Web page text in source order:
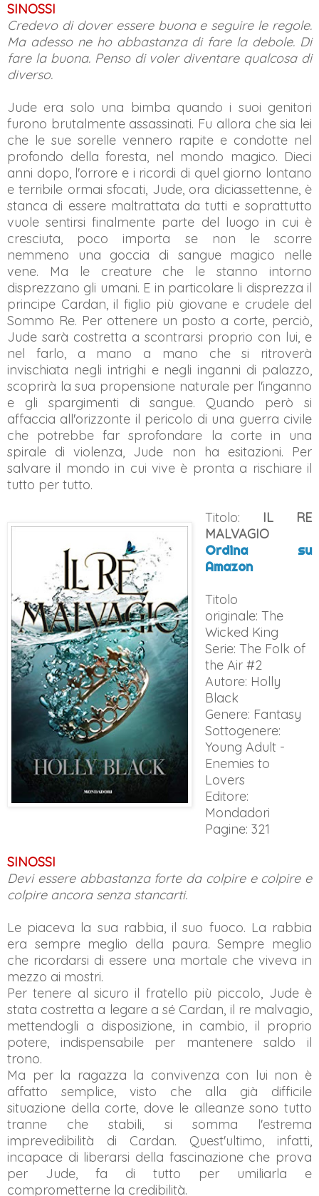
SINOSSI
Credevo di dover essere buona e seguire le regole.
Ma adesso ne ho abbastanza di fare la debole. Di
fare la buona. Penso di voler diventare qualcosa di
diverso.
Jude era solo una bimba quando i suoi genitori
furono brutalmente assassinati. Fu allora che sia lei
che le sue sorelle vennero rapite e condotte nel
profondo della foresta, nel mondo magico. Dieci
anni dopo, l'orrore e i ricordi di quel giorno lontano
e terribile ormai sfocati, Jude, ora diciassettenne, è
stanca di essere maltrattata da tutti e soprattutto
vuole sentirsi finalmente parte del luogo in cui è
cresciuta, poco importa se non le scorre
nemmeno una goccia di sangue magico nelle
vene. Ma le creature che le stanno intorno
disprezzano gli umani. E in particolare li disprezza il
principe Cardan, il figlio più giovane e crudele del
Sommo Re. Per ottenere un posto a corte, perciò,
Jude sarà costretta a scontrarsi proprio con lui, e
nel farlo, a mano a mano che si ritroverà
invischiata negli intrighi e negli inganni di palazzo,
scoprirà la sua propensione naturale per l'inganno
e gli spargimenti di sangue. Quando però si
affaccia all'orizzonte il pericolo di una guerra civile
che potrebbe far sprofondare la corte in una
spirale di violenza, Jude non ha esitazioni. Per
salvare il mondo in cui vive è pronta a rischiare il
tutto per tutto.
Titolo: IL RE
MALVAGIO
Ordina su
Amazon
Titolo
originale: The
Wicked King
Serie: The Folk of
the Air #2
Autore: Holly
Black
Genere: Fantasy
Sottogenere:
Young Adult -
Enemies to
Lovers
Editore:
Mondadori
Pagine: 321
SINOSSI
Devi essere abbastanza forte da colpire e colpire e
colpire ancora senza stancarti.
Le piaceva la sua rabbia, il suo fuoco. La rabbia
era sempre meglio della paura. Sempre meglio
che ricordarsi di essere una mortale che viveva in
mezzo ai mostri.
Per tenere al sicuro il fratello più piccolo, Jude è
stata costretta a legare a sé Cardan, il re malvagio,
mettendogli a disposizione, in cambio, il proprio
potere, indispensabile per mantenere saldo il
trono.
Ma per la ragazza la convivenza con lui non è
affatto semplice, visto che alla già difficile
situazione della corte, dove le alleanze sono tutto
tranne che stabili, si somma l'estrema
imprevedibilità di Cardan. Quest'ultimo, infatti,
incapace di liberarsi della fascinazione che prova
per Jude, fa di tutto per umiliarla e
comprometterne la credibilità.